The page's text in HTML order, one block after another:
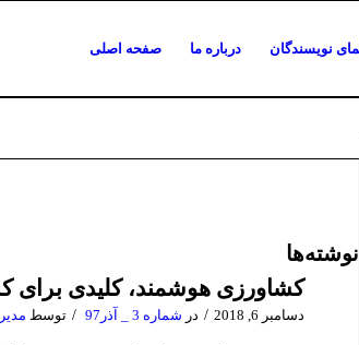
صفحه اصلی درباره ما نویسندگان
نوشته‌ها
کشاورزی هوشمند، کلیدی برای
دسامبر 6, 2018 / در شماره 3 _ آذر97 / توسط